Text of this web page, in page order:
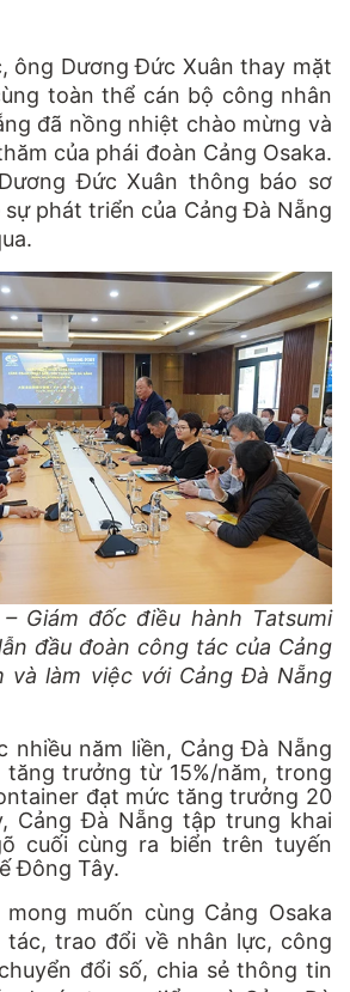
ông Dương Đức Xuân thay mặt
toàn thể cán bộ công nhân
đã nồng nhiệt chào mừng và
của phái đoàn Cảng Osaka.
Đức Xuân thông báo sơ
phát triển của Cảng Đà Nẵng
Giám đốc điều hành Tatsumi
đầu đoàn công tác của Cảng
và làm việc với Cảng Đà Nẵng
nhiều năm liền, Cảng Đà Nẵng
trưởng từ 15%/năm, trong
đạt mức tăng trưởng 20
Cảng Đà Nẵng tập trung khai
cuối cùng ra biển trên tuyến
Đông Tây.
muốn cùng Cảng Osaka
trao đổi về nhân lực, công
đổi số, chia sẻ thông tin